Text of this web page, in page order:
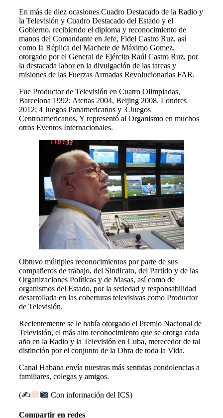
En más de diez ocasiones Cuadro Destacado de la Radio y
la Televisión y Cuadro Destacado del Estado y el
Gobierno, recibiendo el diploma y reconocimiento de
manos del Comandante en Jefe, Fidel Castro Ruz, así
como la Réplica del Machete de Máximo Gomez,
otorgado por el General de Ejército Raúl Castro Ruz, por
la destacada labor en la divulgación de las tareas y
misiones de las Fuerzas Armadas Revolucionarias FAR.
Fue Productor de Televisión en Cuatro Olimpiadas,
Barcelona 1992; Atenas 2004, Beijing 2008. Londres
2012; 4 Juegos Panamericanos y 3 Juegos
Centroamericanos, Y representó al Organismo en muchos
otros Eventos Internacionales.
Obtuvo múltiples reconocimientos por parte de sus
compañeros de trabajo, del Sindicato, del Partido y de las
Organizaciones Políticas y de Masas, así como de
organismos del Estado, por la seriedad y responsabilidad
desarrollada en las coberturas televisivas como Productor
de Televisión.
Recientemente se le había otorgado el Premio Nacional de
Televisión, el más alto reconocimiento que se otorga cada
año en la Radio y la Televisión en Cuba, merecedor de tal
distinción por el conjunto de la Obra de toda la Vida.
Canal Habana envía nuestras más sentidas condolencias a
familiares, colegas y amigos.
(✍ Con información del ICS)
Compartir en redes